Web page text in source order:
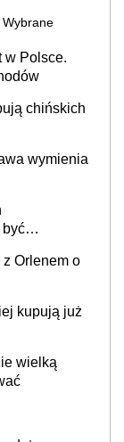
Wybrane
w Polsce.
chińskich
wymienia
być
Orlenem o
kupują już
wielką